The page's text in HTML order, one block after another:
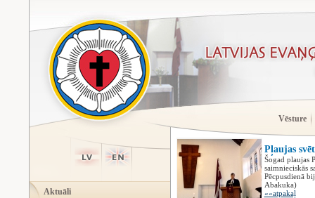
Vēsture
Aktuāli
Pļaujas
Šogad plaujas
saimnieciskās
Pēcpusdienā
Abakuka)
««atpakaļ